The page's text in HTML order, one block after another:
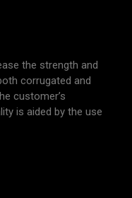
the strength and
corrugated and
customer’s
is aided by the use